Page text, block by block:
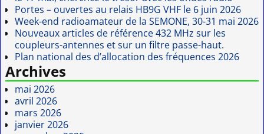
Portes – ouvertes au relais HB9G VHF le 6 juin 2026
Week-end radioamateur de la SEMONE, 30-31 mai 2026
Nouveaux articles de référence 432 MHz sur les
coupleurs-antennes et sur un filtre passe-haut.
Plan national des d’allocation des fréquences 2026
Archives
mai 2026
avril 2026
mars 2026
janvier 2026